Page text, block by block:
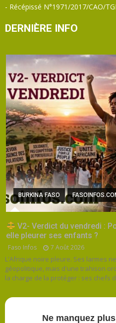
- Récépissé N°1971/2017/CAO/
DERNIÈRE INFO
BURKINA FASO
V2- Verdict du vendredi :
elle pleurer ses enfants ?
Faso Infos 7 Août 2026
L'Afrique noire pleure. Ses larmes
géopolitique, mais d'une trahison
la charge de la protéger : ses chefs
Ne manquez